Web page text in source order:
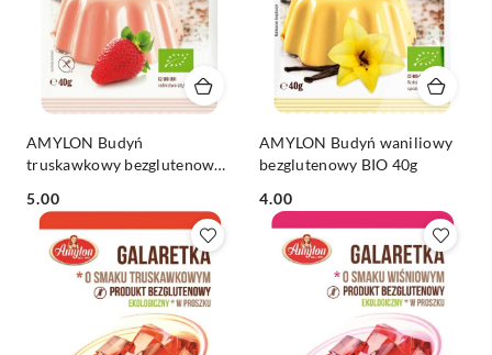
AMYLON Budyń
truskawkowy bezglutenowy
Cena:
5.00
AMYLON Budyń waniliowy
bezglutenowy BIO 40g
Cena:
4.00